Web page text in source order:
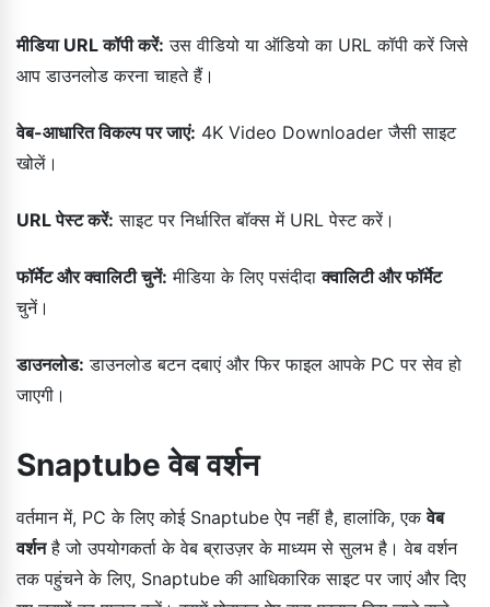
मीडिया URL कॉपी करें: उस वीडियो या ऑडियो का URL कॉपी करें जिसे
आप डाउनलोड करना चाहते हैं।
वेब-आधारित विकल्प पर जाएं: 4K Video Downloader जैसी साइट
खोलें।
URL पेस्ट करें: साइट पर निर्धारित बॉक्स में URL पेस्ट करें।
फॉर्मेट और क्वालिटी चुनें: मीडिया के लिए पसंदीदाक्वालिटी और फॉर्मेट
चुनें।
डाउनलोड: डाउनलोड बटन दबाएं और फिर फाइल आपके PC पर सेव हो
जाएगी।
Snaptube वेब वर्शन
वर्तमान में, PC के लिए कोई Snaptube ऐप नहीं है, हालांकि, एकवेब
वर्शनहै जो उपयोगकर्ता के वेब ब्राउज़र के माध्यम से सुलभ है। वेब वर्शन
तक पहुंचने के लिए, Snaptube की आधिकारिक साइट पर जाएं और दिए